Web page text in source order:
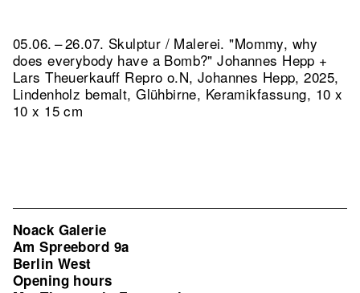
05.06. – 26.07. Skulptur / Malerei. "Mommy, why
does everybody have a Bomb?" Johannes Hepp +
Lars Theuerkauff Repro o.N, Johannes Hepp, 2025,
Lindenholz bemalt, Glühbirne, Keramikfassung, 10 x
10 x 15 cm
Noack Galerie
Am Spreebord 9a
Berlin West
Opening hours